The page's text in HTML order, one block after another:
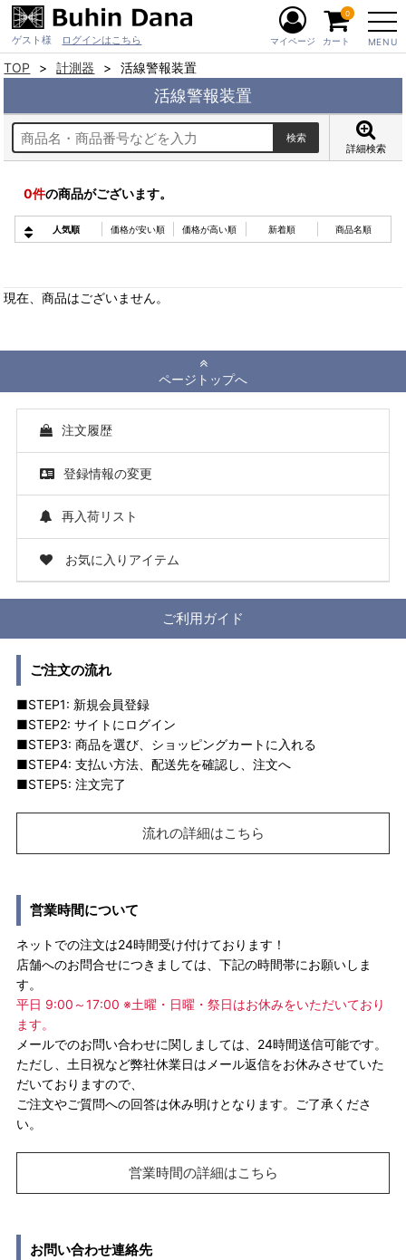
ゲスト様 ログインはこちら MENU
マイページ カート
0
TOP 計測器 活線警報装置
活線警報装置
詳細検索
0件の商品がございます。
人気順 価格が安い順 価格が高い順 新着順 商品名順
現在、商品はございません。
ページトップへ
注文履歴
登録情報の変更
再入荷リスト
お気に入りアイテム
ご利用ガイド
ご注文の流れ
■STEP1: 新規会員登録
■STEP2: サイトにログイン
■STEP3: 商品を選び、ショッピングカートに入れる
■STEP4: 支払い方法、配送先を確認し、注文へ
■STEP5: 注文完了
流れの詳細はこちら
営業時間について
ネットでの注文は24時間受け付けております！
店舗へのお問合せにつきましては、下記の時間帯にお願いしま
す。
平日 9:00～17:00 ※土曜・日曜・祭日はお休みをいただいており
ます。
メールでのお問い合わせに関しましては、24時間送信可能です。
ただし、土日祝など弊社休業日はメール返信をお休みさせていた
だいておりますので、
ご注文やご質問への回答は休み明けとなります。ご了承くださ
い。
営業時間の詳細はこちら
お問い合わせ連絡先